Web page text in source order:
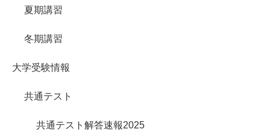
夏期講習
冬期講習
大学受験情報
共通テスト
共通テスト解答速報2025